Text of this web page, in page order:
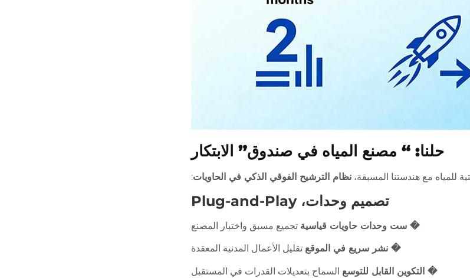
حلنا: “ مصنع المياه في صندوق” الابتكار
للمياه مع هندستنا المسبقة، نظام الترشيح الفوقي الذكي في الحاويات:
تصميم وحدات، Plug-and-Play
� ست وحدات حاويات قياسية تجميع مسبق واختبار المصنع
� نشر سريع في الموقع تقليل الأعمال المدنية المعقدة
� التكوين القابل للتوسع السماح بتعديلات القدرات في المستقبل